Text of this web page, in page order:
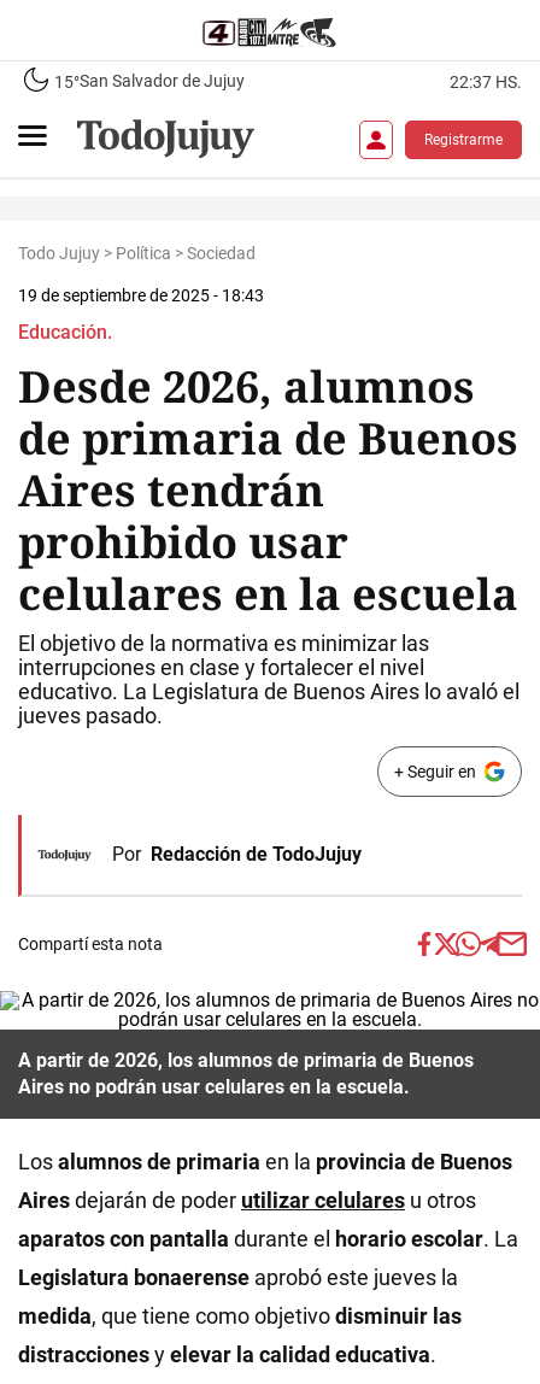
15°San Salvador de Jujuy 22:37 HS.
Registrarme
Todo Jujuy > Política >Sociedad
19 de septiembre de 2025 - 18:43
Educación.
Desde 2026, alumnos
de primaria de Buenos
Aires tendrán
prohibido usar
celulares en la escuela
El objetivo de la normativa es minimizar las
interrupciones en clase y fortalecer el nivel
educativo. La Legislatura de Buenos Aires lo avaló el
jueves pasado.
+ Seguir en
Por Redacción de TodoJujuy
Compartí esta nota
A partir de 2026, los alumnos de primaria de Buenos
Aires no podrán usar celulares en la escuela.
Losalumnos de primaria en la provincia de Buenos
Airesdejarán de poder utilizar celulares u otros
aparatos con pantalla durante el horario escolar. La
Legislatura bonaerense aprobó este jueves la
medida, que tiene como objetivodisminuir las
distraccionesyelevar la calidad educativa.